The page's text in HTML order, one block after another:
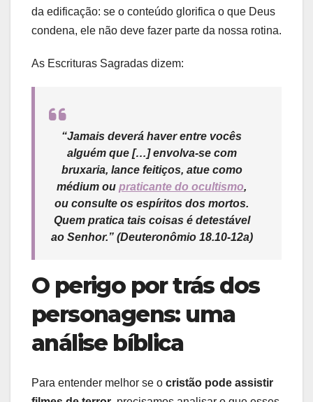
da edificação: se o conteúdo glorifica o que Deus
condena, ele não deve fazer parte da nossa rotina.
As Escrituras Sagradas dizem:
“Jamais deverá haver entre vocês
alguém que […] envolva-se com
bruxaria, lance feitiços, atue como
médium ou praticante do ocultismo,
ou consulte os espíritos dos mortos.
Quem pratica tais coisas é detestável
ao Senhor.”(Deuteronômio 18.10-12a)
O perigo por trás dos
personagens: uma
análise bíblica
Para entender melhor se o cristão pode assistir